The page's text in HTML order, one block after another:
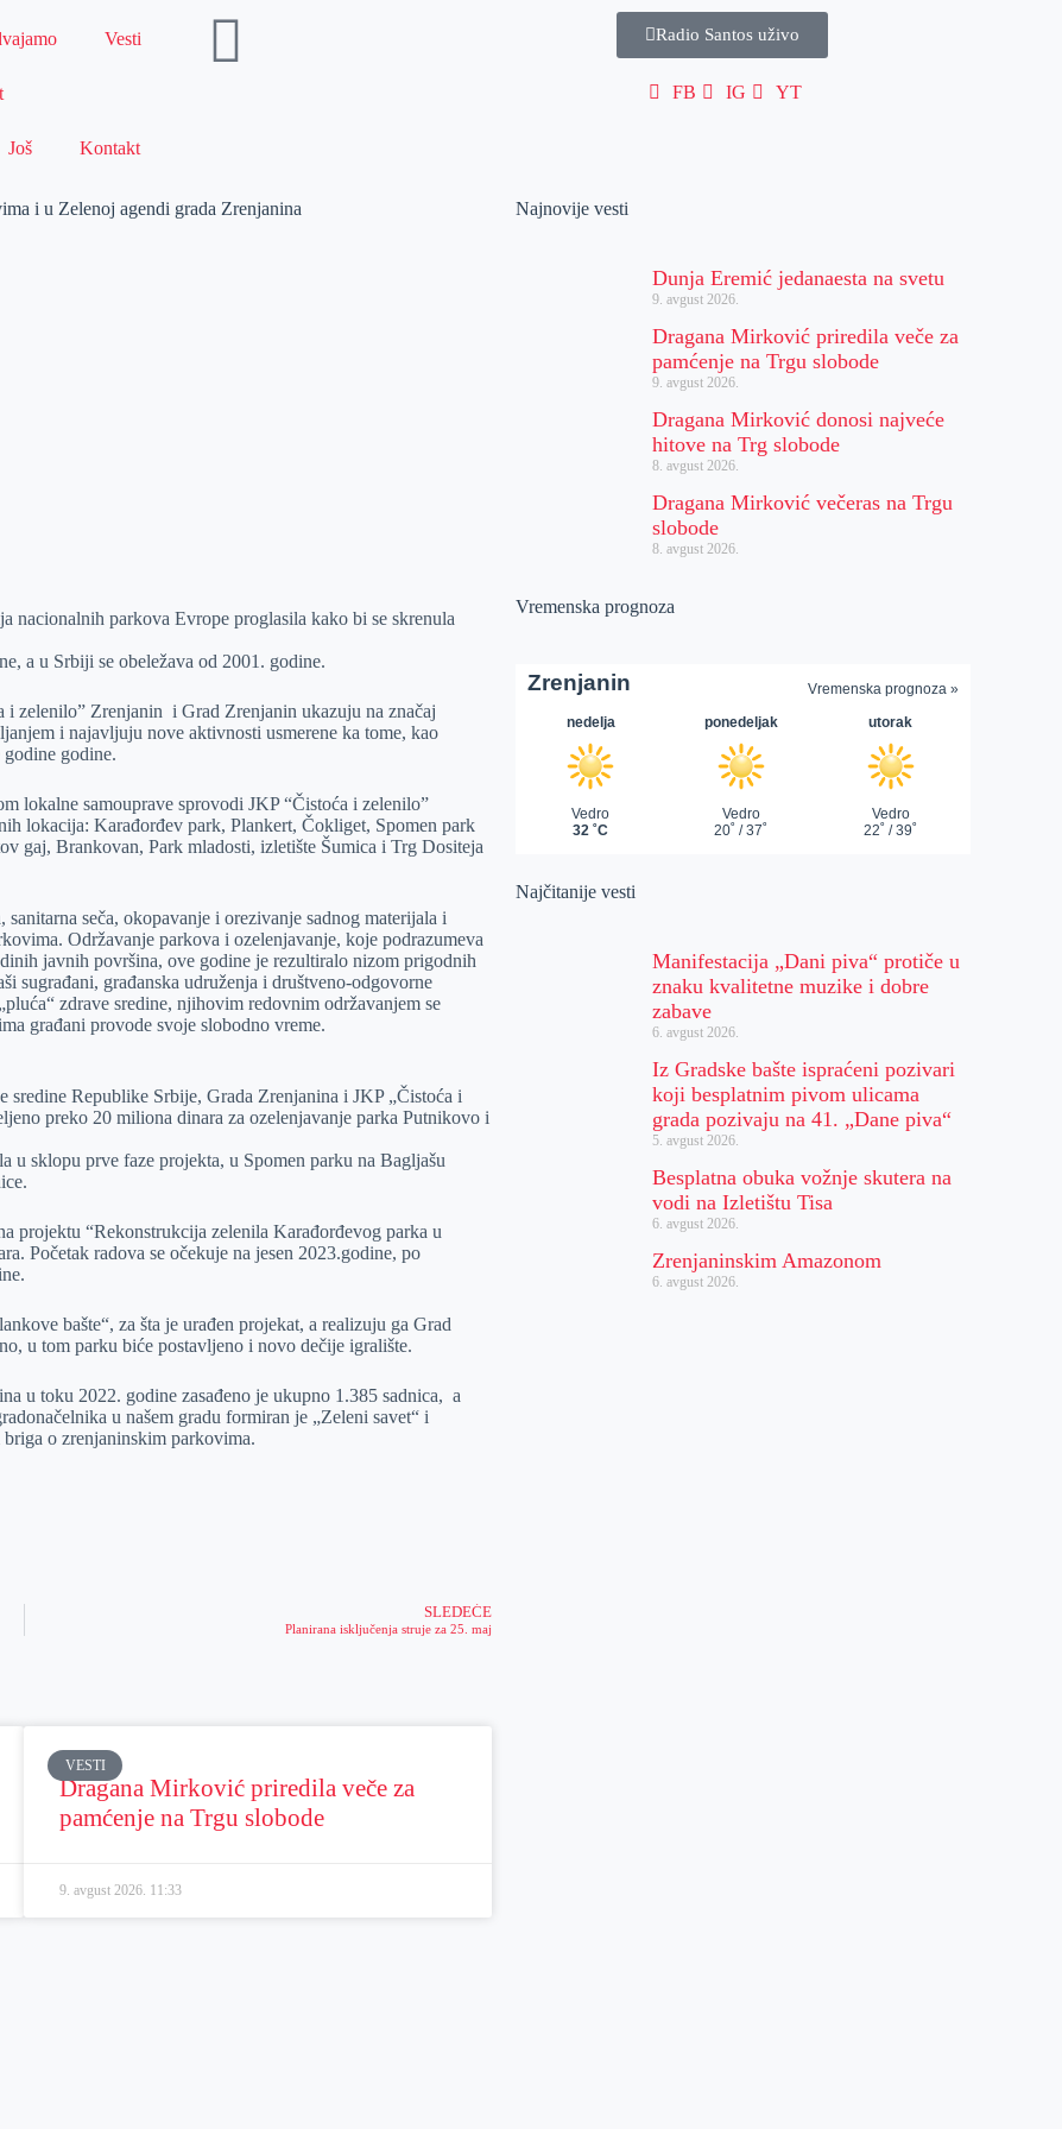
Vesti
Još Kontakt
Radio Santos uživo
FB IG YT
i u Zelenoj agendi grada Zrenjanina
nacionalnih parkova Evrope proglasila kako bi se skrenula
a u Srbiji se obeležava od 2001. godine.
i zelenilo” Zrenjanin i Grad Zrenjanin ukazuju na značaj
i najavljuju nove aktivnosti usmerene ka tome, kao
godine.
lokalne samouprave sprovodi JKP “Čistoća i zelenilo”
lokacija: Karađorđev park, Plankert, Čokliget, Spomen park
gaj, Brankovan, Park mladosti, izletište Šumica i Trg Dositeja
seča, okopavanje i orezivanje sadnog materijala i
Održavanje parkova i ozelenjavanje, koje podrazumeva
javnih površina, ove godine je rezultiralo nizom prigodnih
sugrađani, građanska udruženja i društveno-odgovorne
zdrave sredine, njihovim redovnim održavanjem se
građani provode svoje slobodno vreme.
Republike Srbije, Grada Zrenjanina i JKP „Čistoća i
preko 20 miliona dinara za ozelenjavanje parka Putnikovo i
u sklopu prve faze projekta, u Spomen parku na Bagljašu
projektu “Rekonstrukcija zelenila Karađorđevog parka u
Početak radova se očekuje na jesen 2023.godine, po
bašte“, za šta je urađen projekat, a realizuju ga Grad
u tom parku biće postavljeno i novo dečije igralište.
u toku 2022. godine zasađeno je ukupno 1.385 sadnica, a
u našem gradu formiran je „Zeleni savet“ i
briga o zrenjaninskim parkovima.
SLEDEĆE
Planirana isključenja struje za 25. maj
VESTI
Dragana Mirković priredila veče za
pamćenje na Trgu slobode
9. avgust 2026. 11:33
Najnovije vesti
Dunja Eremić jedanaesta na svetu
9. avgust 2026.
Dragana Mirković priredila veče za
pamćenje na Trgu slobode
9. avgust 2026.
Dragana Mirković donosi najveće
hitove na Trg slobode
8. avgust 2026.
Dragana Mirković večeras na Trgu
slobode
8. avgust 2026.
Vremenska prognoza
Najčitanije vesti
Manifestacija „Dani piva“ protiče u
znaku kvalitetne muzike i dobre
zabave
6. avgust 2026.
Iz Gradske bašte ispraćeni pozivari
koji besplatnim pivom ulicama
grada pozivaju na 41. „Dane piva“
5. avgust 2026.
Besplatna obuka vožnje skutera na
vodi na Izletištu Tisa
6. avgust 2026.
Zrenjaninskim Amazonom
6. avgust 2026.